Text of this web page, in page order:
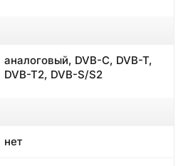
аналоговый, DVB-C, DVB-T,
DVB-T2, DVB-S/S2
нет